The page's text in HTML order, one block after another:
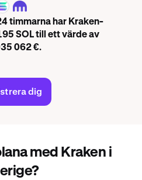
timmarna har Kraken-
SOL till ett värde av
062 €.
dig
med Kraken i